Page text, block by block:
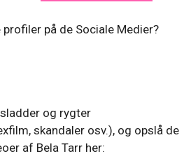
profiler på de Sociale Medier?
og rygter
skandaler osv.), og opslå de
af Bela Tarr her: